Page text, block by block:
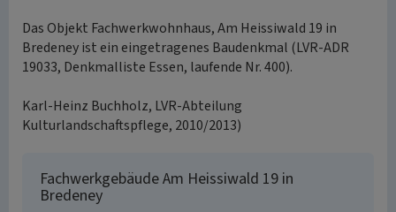
Das Objekt Fachwerkwohnhaus, Am Heissiwald 19 in
Bredeney ist ein eingetragenes Baudenkmal (LVR-ADR
19033, Denkmalliste Essen, laufende Nr. 400).
Karl-Heinz Buchholz, LVR-Abteilung
Kulturlandschaftspflege, 2010/2013)
Fachwerkgebäude Am Heissiwald 19 in
Bredeney